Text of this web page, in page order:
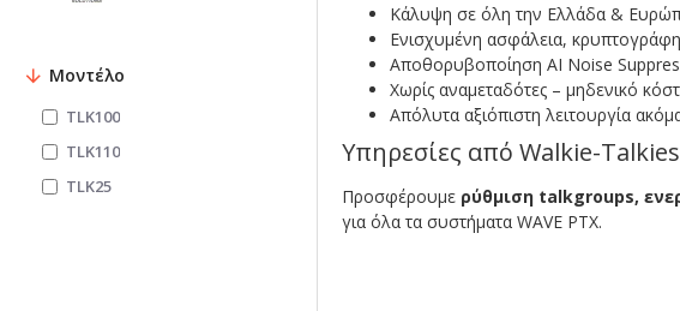
Μοντέλο
TLK100
TLK110
TLK25
Κάλυψη σε όλη την Ελλάδα &
Ενισχυμένη ασφάλεια,
Αποθορυβοποίηση AI Noise
Χωρίς αναμεταδότες – μηδενικό
Απόλυτα αξιόπιστη λειτουργία
Υπηρεσίες από Walkie-
Προσφέρουμε ρύθμιση talkgroups,
για όλα τα συστήματα WAVE PTX.